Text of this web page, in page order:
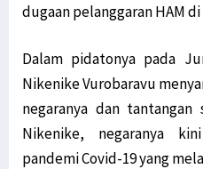
dugaan pelanggaran HAM di
Dalam pidatonya pada
Nikenike Vurobaravu
negaranya dan
Nikenike, negaranya
pandemi Covid-19 yang